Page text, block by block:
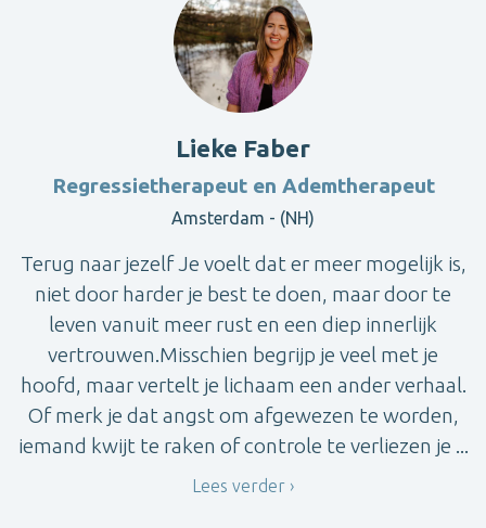
Lieke Faber
Regressietherapeut en Ademtherapeut
Amsterdam - (NH)
Terug naar jezelf Je voelt dat er meer mogelijk is,
niet door harder je best te doen, maar door te
leven vanuit meer rust en een diep innerlijk
vertrouwen.Misschien begrijp je veel met je
hoofd, maar vertelt je lichaam een ander verhaal.
Of merk je dat angst om afgewezen te worden,
iemand kwijt te raken of controle te verliezen je ...
Lees verder